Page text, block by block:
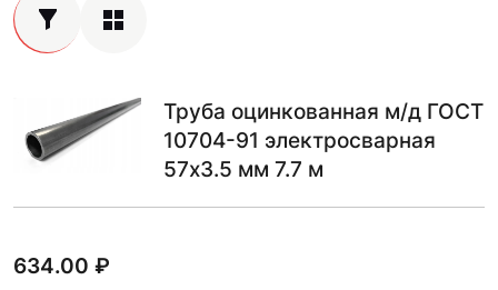
Труба оцинкованная м/д ГОСТ
10704-91 электросварная
57х3.5 мм 7.7 м
634.00 ₽